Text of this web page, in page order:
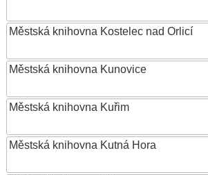
Městská knihovna Kostelec nad Orlicí
Městská knihovna Kunovice
Městská knihovna Kuřim
Městská knihovna Kutná Hora